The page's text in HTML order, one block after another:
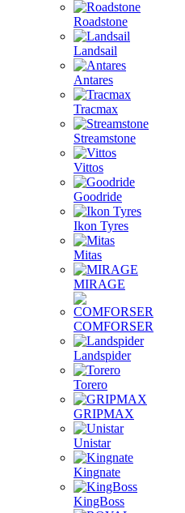
Roadstone
Landsail
Antares
Tracmax
Streamstone
Vittos
Goodride
Ikon Tyres
Mitas
MIRAGE
COMFORSER
Landspider
Torero
GRIPMAX
Unistar
Kingnate
KingBoss